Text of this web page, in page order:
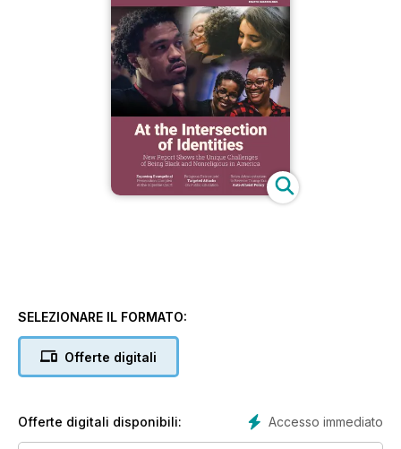
SELEZIONARE IL FORMATO:
Offerte digitali
Accesso immediato
Offerte digitali disponibili: